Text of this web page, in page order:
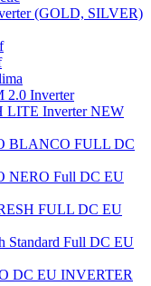
(GOLD, SILVER)
2.0 Inverter
LITE Inverter NEW
BLANCO FULL DC
NERO Full DC EU
FULL DC EU
Standard Full DC EU
DC EU INVERTER